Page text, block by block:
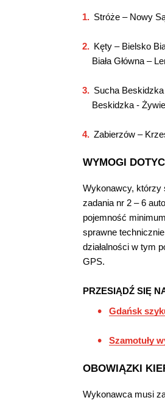
Stróże – Nowy
Kęty – Bielsko
Biała Główna –
Sucha
Beskidzka -
Zabierzów –
WYMOGI
Wykonawcy, którzy
zadania nr 2 – 6
pojemność
sprawne
działalności w tym
GPS.
PRZESIĄDŹ SIĘ
Gdańsk
Szamotuły
OBOWIĄZKI
Wykonawca musi